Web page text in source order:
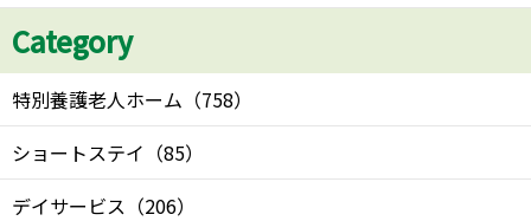
Category
特別養護老人ホーム （758）
ショートステイ （85）
デイサービス （206）